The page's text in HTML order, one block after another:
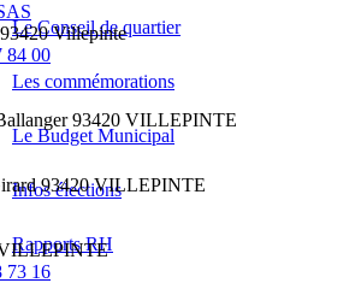
Le Conseil de quartier
Les commémorations
Le Budget Municipal
Infos élections
Rapports RH
Villepinte
84 00
93420 VILLEPINTE
93420 VILLEPINTE
73 16